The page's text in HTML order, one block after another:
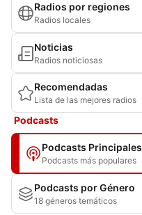
Radios por regiones
Radios locales
Noticias
Radios noticiosas
Recomendadas
Lista de las mejores radios
Podcasts
Podcasts Principales
Podcasts más populares
Podcasts por Género
18 géneros temáticos